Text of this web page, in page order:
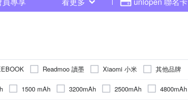
Readmoo 讀墨 Xiaomi 小米
其他品牌
1500 mAh 3200mAh 2500mAh
4800mAh